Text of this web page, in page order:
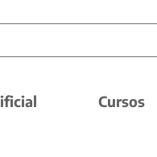
Cursos